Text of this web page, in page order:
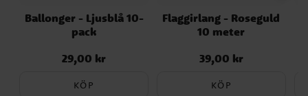
Ballonger - Ljusblå 10-
pack
Pris:29,00 kr
29,00 kr
KÖP
Flaggirlang - Roseguld
10 meter
Pris:39,00 kr
39,00 kr
KÖP